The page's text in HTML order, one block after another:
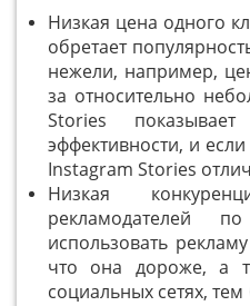
Низкая цена одного
обретает
нежели, например,
за относительно
Stories
эффективности, и
Instagram Stories
Низкая
рекламодателей
использовать
что она дороже, а
социальных сетях,